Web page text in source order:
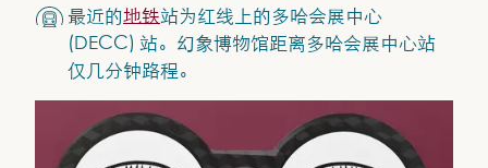
最近的地铁站为红线上的多哈会展中心
(DECC) 站。幻象博物馆距离多哈会展中心站
仅几分钟路程。